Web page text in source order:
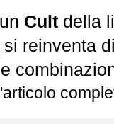
Cult della
reinventa